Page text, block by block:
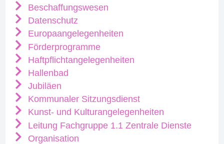
Beschaffungswesen
Datenschutz
Europaangelegenheiten
Förderprogramme
Haftpflichtangelegenheiten
Hallenbad
Jubiläen
Kommunaler Sitzungsdienst
Kunst- und Kulturangelegenheiten
Leitung Fachgruppe 1.1 Zentrale Dienste
Organisation